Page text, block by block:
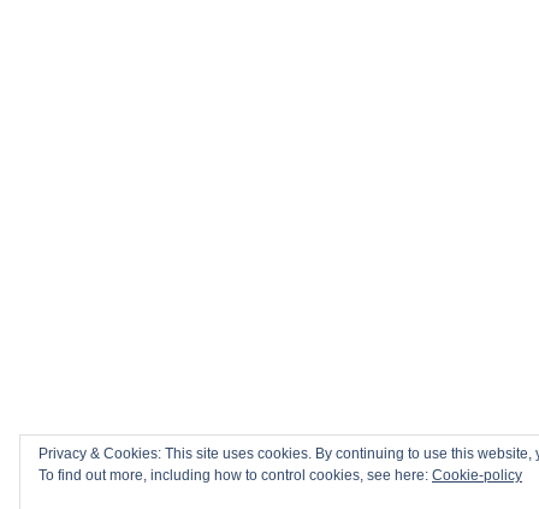
Privacy & Cookies: This site uses cookies. By continuing to use this website,
To find out more, including how to control cookies, see here: Cookie-policy